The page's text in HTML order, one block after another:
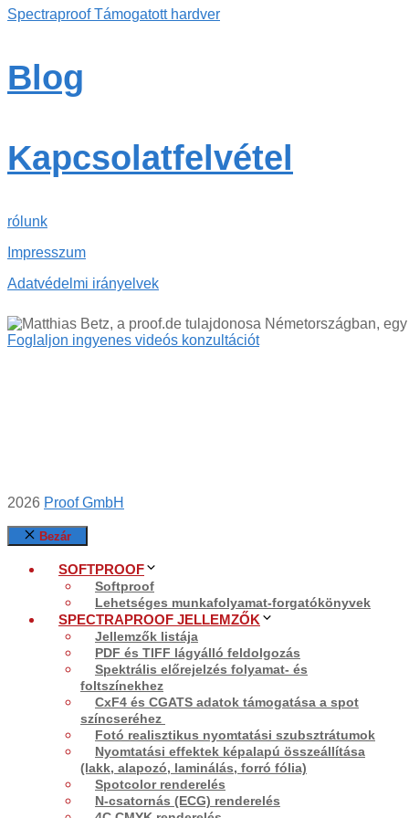
Spectraproof Támogatott hardver
Blog
Kapcsolatfelvétel
rólunk
Impresszum
Adatvédelmi irányelvek
Foglaljon ingyenes videós konzultációt
2026 Proof GmbH
Bezár
SOFTPROOF
Softproof
Lehetséges munkafolyamat-forgatókönyvek
SPECTRAPROOF JELLEMZŐK
Jellemzők listája
PDF és TIFF lágyálló feldolgozás
Spektrális előrejelzés folyamat- és
foltszínekhez
CxF4 és CGATS adatok támogatása a spot
színcseréhez
Fotó realisztikus nyomtatási szubsztrátumok
Nyomtatási effektek képalapú összeállítása
(lakk, alapozó, laminálás, forró fólia)
Spotcolor renderelés
N-csatornás (ECG) renderelés